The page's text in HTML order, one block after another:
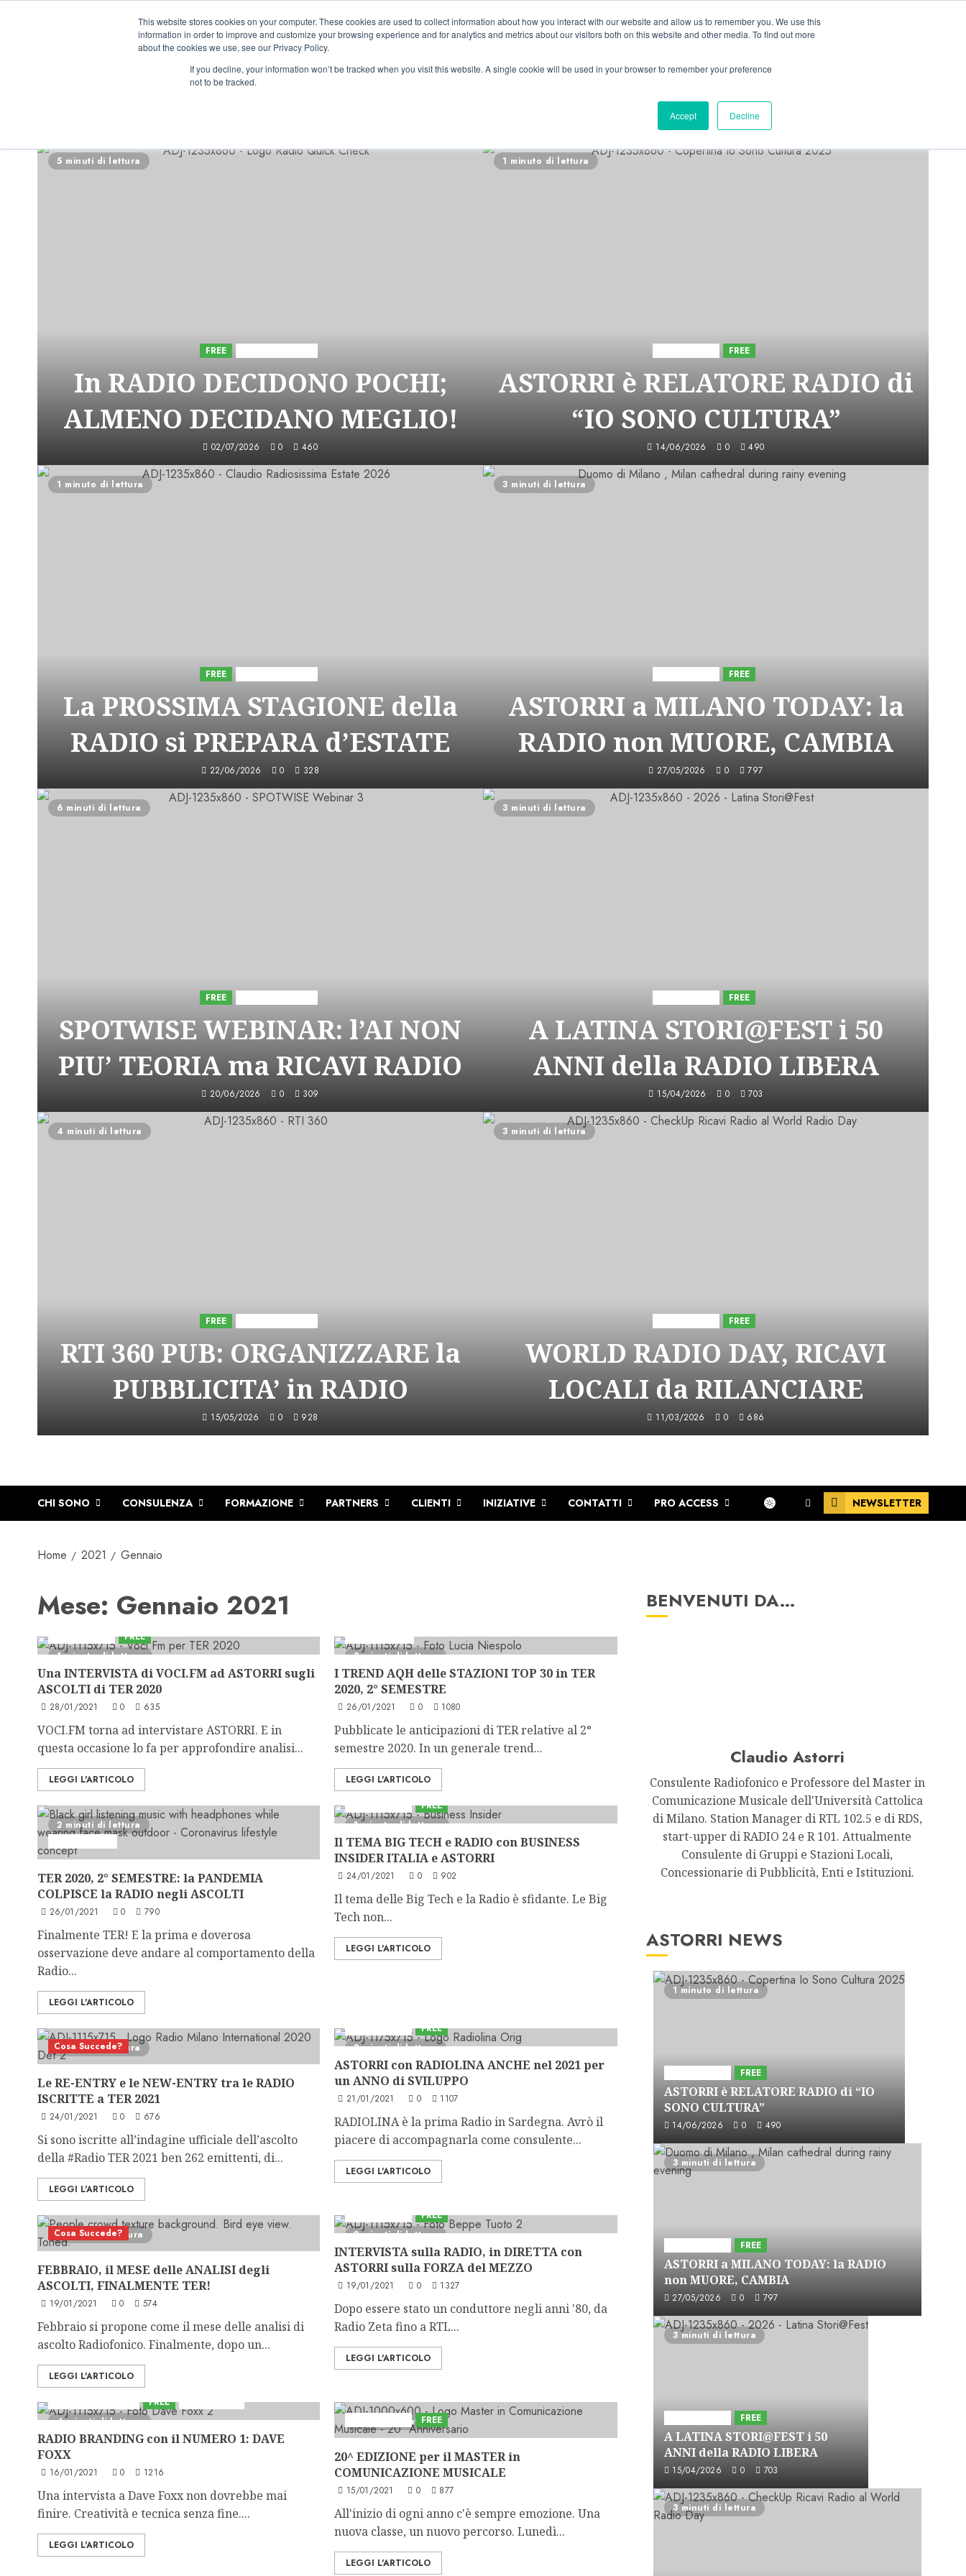
This website stores cookies on your computer. These cookies are used to collect information about how you interact with our website and allow us to remember you. We use this
information in order to improve and customize your browsing experience and for analytics and metrics about our visitors both on this website and other media. To find out more
about the cookies we use, see our Privacy Policy.
If you decline, your information won’t be tracked when you visit this website. A single cookie will be used in your browser to remember your preference
not to be tracked.
Accept Decline
09:32:49 LinkedinFacebook
5 minuti di lettura
FREE
In RADIO DECIDONO POCHI;
ALMENO DECIDANO MEGLIO!
02/07/2026 0 460
1 minuto di lettura
FREE
La PROSSIMA STAGIONE della
RADIO si PREPARA d’ESTATE
22/06/2026 0 328
6 minuti di lettura
FREE
SPOTWISE WEBINAR: l’AI NON
PIU’ TEORIA ma RICAVI RADIO
20/06/2026 0 309
4 minuti di lettura
FREE
RTI 360 PUB: ORGANIZZARE la
PUBBLICITA’ in RADIO
15/05/2026 0 928
ASTORRI NEWS
1 minuto di lettura
FREE
ASTORRI è RELATORE RADIO di
“IO SONO CULTURA”
14/06/2026 0 490
3 minuti di lettura
FREE
ASTORRI a MILANO TODAY: la
RADIO non MUORE, CAMBIA
27/05/2026 0 797
3 minuti di lettura
FREE
A LATINA STORI@FEST i 50
ANNI della RADIO LIBERA
15/04/2026 0 703
3 minuti di lettura
FREE
WORLD RADIO DAY, RICAVI
LOCALI da RILANCIARE
11/03/2026 0 686
CHI SONO CONSULENZA FORMAZIONE PARTNERS CLIENTI INIZIATIVE CONTATTI PRO ACCESS NEWSLETTER
Home 2021 Gennaio
Mese: Gennaio 2021
1 minuto di lettura
FREE
Una INTERVISTA di VOCI.FM ad ASTORRI sugli
ASCOLTI di TER 2020
28/01/2021 0 635
VOCI.FM torna ad intervistare ASTORRI. E in
questa occasione lo fa per approfondire analisi...
LEGGI L'ARTICOLO
3 minuti di lettura
I TREND AQH delle STAZIONI TOP 30 in TER
2020, 2° SEMESTRE
26/01/2021 0 1080
Pubblicate le anticipazioni di TER relative al 2°
semestre 2020. In un generale trend...
LEGGI L'ARTICOLO
2 minuti di lettura
TER 2020, 2° SEMESTRE: la PANDEMIA
COLPISCE la RADIO negli ASCOLTI
26/01/2021 0 790
Finalmente TER! E la prima e doverosa
osservazione deve andare al comportamento della
Radio...
LEGGI L'ARTICOLO
1 minuto di lettura
FREE
Il TEMA BIG TECH e RADIO con BUSINESS
INSIDER ITALIA e ASTORRI
24/01/2021 0 902
Il tema delle Big Tech e la Radio è sfidante. Le Big
Tech non...
LEGGI L'ARTICOLO
3 minuti di lettura
Cosa Succede?
Le RE-ENTRY e le NEW-ENTRY tra le RADIO
ISCRITTE a TER 2021
24/01/2021 0 676
Si sono iscritte all’indagine ufficiale dell’ascolto
della #Radio TER 2021 ben 262 emittenti, di...
LEGGI L'ARTICOLO
3 minuti di lettura
FREE
ASTORRI con RADIOLINA ANCHE nel 2021 per
un ANNO di SVILUPPO
21/01/2021 0 1107
RADIOLINA è la prima Radio in Sardegna. Avrò il
piacere di accompagnarla come consulente...
LEGGI L'ARTICOLO
1 minuto di lettura
Cosa Succede?
FEBBRAIO, il MESE delle ANALISI degli
ASCOLTI, FINALMENTE TER!
19/01/2021 0 574
Febbraio si propone come il mese delle analisi di
ascolto Radiofonico. Finalmente, dopo un...
LEGGI L'ARTICOLO
2 minuti di lettura
FREE
INTERVISTA sulla RADIO, in DIRETTA con
ASTORRI sulla FORZA del MEZZO
19/01/2021 0 1327
Dopo essere stato un conduttore negli anni '80, da
Radio Zeta fino a RTL...
LEGGI L'ARTICOLO
4 minuti di lettura
FREE
RADIO BRANDING con il NUMERO 1: DAVE
FOXX
16/01/2021 0 1216
Una intervista a Dave Foxx non dovrebbe mai
finire. Creatività e tecnica senza fine....
LEGGI L'ARTICOLO
5 minuti di lettura
FREE
20^ EDIZIONE per il MASTER in
COMUNICAZIONE MUSICALE
15/01/2021 0 877
All'inizio di ogni anno c'è sempre emozione. Una
nuova classe, un nuovo percorso. Lunedì...
LEGGI L'ARTICOLO
BENVENUTI DA…
Claudio Astorri
Consulente Radiofonico e Professore del Master in
Comunicazione Musicale dell'Università Cattolica
di Milano. Station Manager di RTL 102.5 e di RDS,
start-upper di RADIO 24 e R 101. Attualmente
Consulente di Gruppi e Stazioni Locali,
Concessionarie di Pubblicità, Enti e Istituzioni.
ASTORRI NEWS
1 minuto di lettura
FREE
ASTORRI è RELATORE RADIO di “IO
SONO CULTURA”
14/06/2026 0 490
3 minuti di lettura
FREE
ASTORRI a MILANO TODAY: la RADIO
non MUORE, CAMBIA
27/05/2026 0 797
3 minuti di lettura
FREE
A LATINA STORI@FEST i 50
ANNI della RADIO LIBERA
15/04/2026 0 703
3 minuti di lettura